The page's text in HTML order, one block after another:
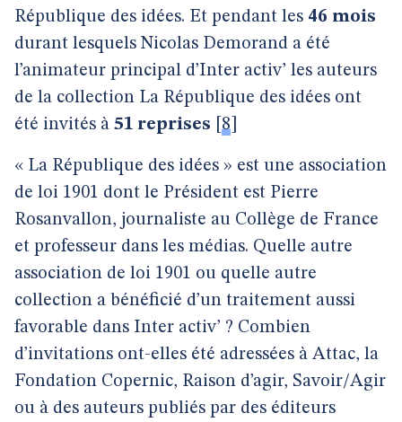
République des idées. Et pendant les 46 mois
durant lesquels Nicolas Demorand a été
l’animateur principal d’Inter activ’ les auteurs
de la collection La République des idées ont
été invités à 51 reprises 8
« La République des idées » est une association
de loi 1901 dont le Président est Pierre
Rosanvallon, journaliste au Collège de France
et professeur dans les médias. Quelle autre
association de loi 1901 ou quelle autre
collection a bénéficié d’un traitement aussi
favorable dans Inter activ’ ? Combien
d’invitations ont-elles été adressées à Attac, la
Fondation Copernic, Raison d’agir, Savoir/Agir
ou à des auteurs publiés par des éditeurs